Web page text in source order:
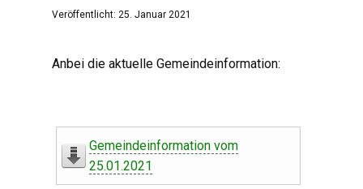
Veröffentlicht: 25. Januar 2021
Anbei die aktuelle Gemeindeinformation:
Gemeindeinformation vom
25.01.2021